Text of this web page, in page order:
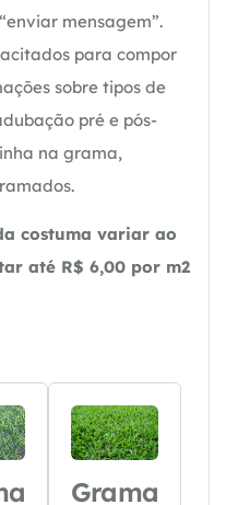
mensagem”.
para compor
sobre tipos de
pré e pós-
na grama,
costuma variar ao
até R$ 6,00 por m2
Grama